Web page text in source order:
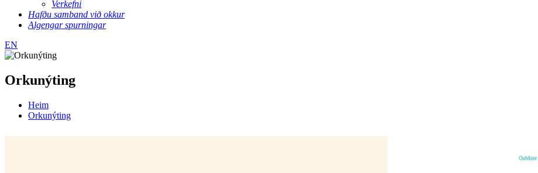
Verkefni
Hafðu samband við okkur
Algengar spurningar
EN
Orkunýting
Heim
Orkunýting